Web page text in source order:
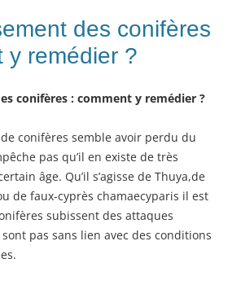
des conifères
y remédier ?
conifères : comment y remédier ?
conifères semble avoir perdu du
pas qu’il en existe de très
âge. Qu’il s’agisse de Thuya,de
de faux-cyprès chamaecyparis il est
subissent des attaques
pas sans lien avec des conditions